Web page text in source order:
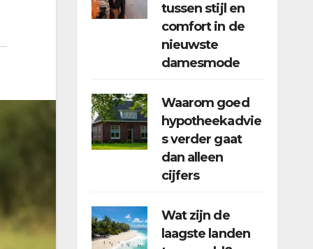
tussen stijl en
comfort in de
nieuwste
damesmode
Waarom goed
hypotheekadvie
s verder gaat
dan alleen
cijfers
Wat zijn de
laagste landen